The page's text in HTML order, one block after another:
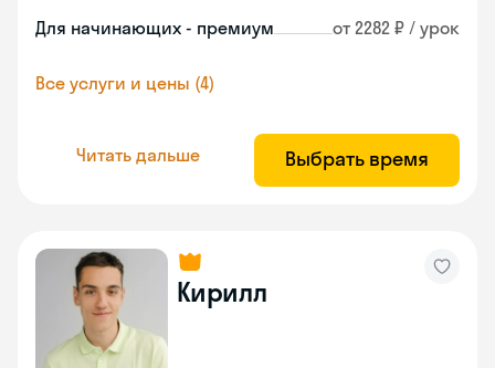
Для начинающих - премиум от 2282 ₽ / урок
Все услуги и цены (4)
Читать дальше Выбрать время
Кирилл